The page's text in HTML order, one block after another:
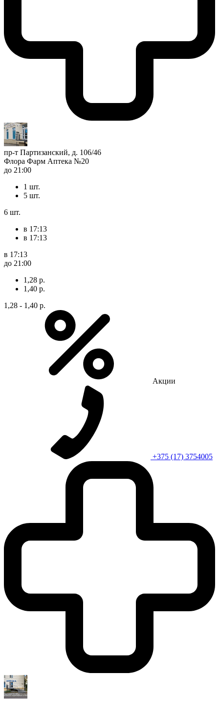
пр-т Партизанский, д. 106/46
Флора Фарм Аптека №20
до 21:00
1 шт.
5 шт.
6 шт.
в 17:13
в 17:13
в 17:13
до 21:00
1,28 р.
1,40 р.
1,28 - 1,40 р.
Акции
+375 (17) 3754005